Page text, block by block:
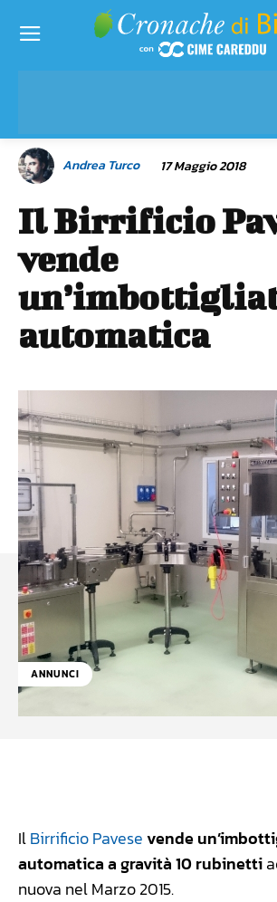
Andrea Turco 17 Maggio 2018
Il Birrificio
vende
automatica
ANNUNCI
IlBirrificio Pavesevende
automatica a gravità 10 rubinetti
nuova nel Marzo 2015.